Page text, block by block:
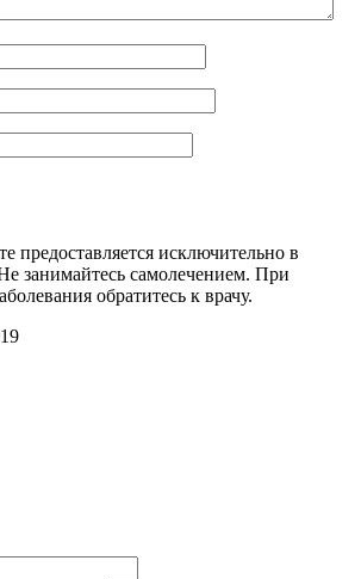
предоставляется исключительно в
занимайтесь самолечением. При
обратитесь к врачу.